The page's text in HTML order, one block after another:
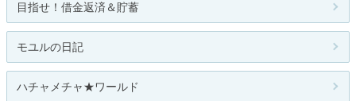
目指せ！借金返済＆貯蓄
モユルの日記
ハチャメチャ★ワールド